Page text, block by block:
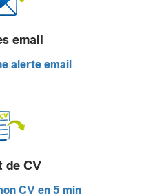
email
alerte email
de CV
CV en 5 min